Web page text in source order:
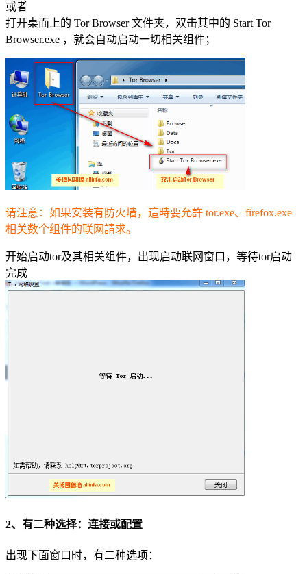
或者
打开桌面上的 Tor Browser 文件夹，双击其中的 Start Tor
Browser.exe ，就会自动启动一切相关组件；
请注意：如果安装有防火墙，這時要允許 tor.exe、firefox.exe
相关数个组件的联网請求。
开始启动tor及其相关组件，出现启动联网窗口，等待tor启动
完成
2、有二种选择：连接或配置
出现下面窗口时，有二种选项：